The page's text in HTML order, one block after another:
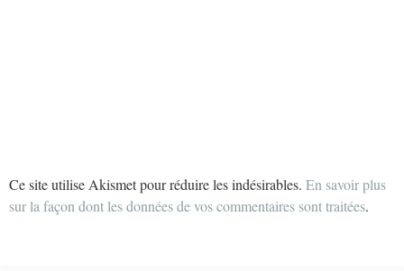
Ce site utilise Akismet pour réduire les indésirables. En savoir plus
sur la façon dont les données de vos commentaires sont traitées.